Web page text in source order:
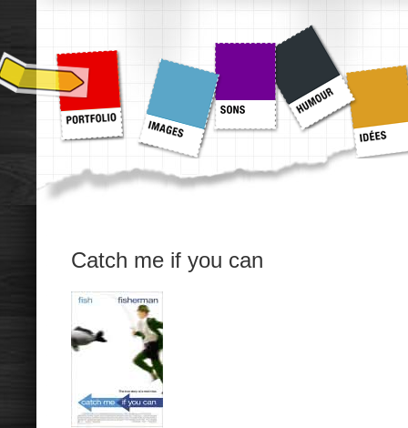
Catch me if you can